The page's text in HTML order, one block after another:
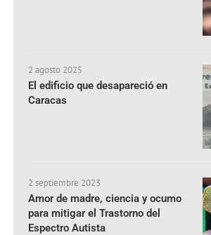
2 agosto 2025
El edificio que desapareció en
Caracas
2 septiembre 2023
Amor de madre, ciencia y ocumo
para mitigar el Trastorno del
Espectro Autista